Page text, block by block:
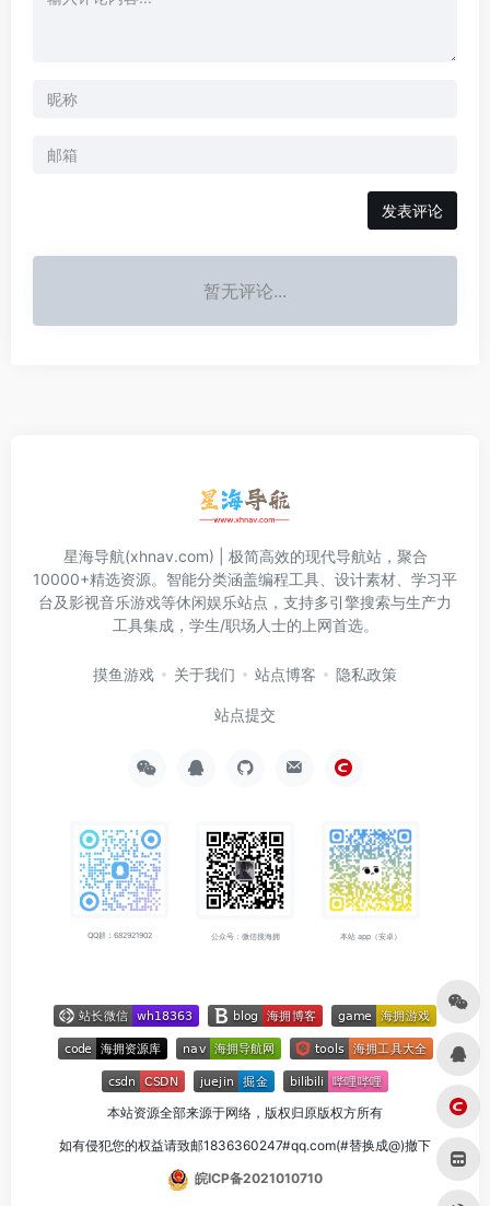
发表评论
暂无评论...
星海导航(xhnav.com) | 极简高效的现代导航站，聚合
10000+精选资源。智能分类涵盖编程工具、设计素材、学习平
台及影视音乐游戏等休闲娱乐站点，支持多引擎搜索与生产力
工具集成，学生/职场人士的上网首选。
摸鱼游戏 关于我们 站点博客 隐私政策
站点提交
QQ群：682921902 公众号：微信搜海拥 本站 app（安卓）
本站资源全部来源于网络，版权归原版权方所有
如有侵犯您的权益请致邮1836360247#qq.com(#替换成@)撤下
皖ICP备2021010710